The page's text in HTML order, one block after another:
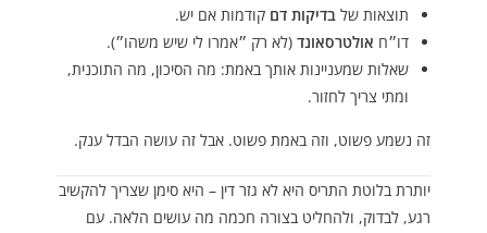
תוצאות שלבדיקות דם קודמות אם יש.
דו״ח אולטרסאונד (לא רק ״אמרו לי שיש משהו״).
שאלות שמעניינות אותך באמת: מה הסיכון, מה התוכנית,
ומתי צריך לחזור.
זה נשמע פשוט, וזה באמת פשוט. אבל זה עושה הבדל ענק.
יותרת בלוטת התריס היא לא גזר דין – היא סימן שצריך להקשיב
רגע, לבדוק, ולהחליט בצורה חכמה מה עושים הלאה. עם